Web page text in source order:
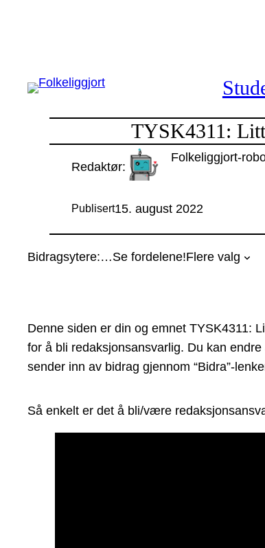
TYSK4311:
Redaktør:
Folkeliggjort-
Publisert15. august 2022
Bidragsytere:…Se fordelene!Flere valg
Denne siden er din og emnet TYSK4311:
for å bli redaksjonsansvarlig. Du kan
sender inn av bidrag gjennom “Bidra”-
Så enkelt er det å bli/være